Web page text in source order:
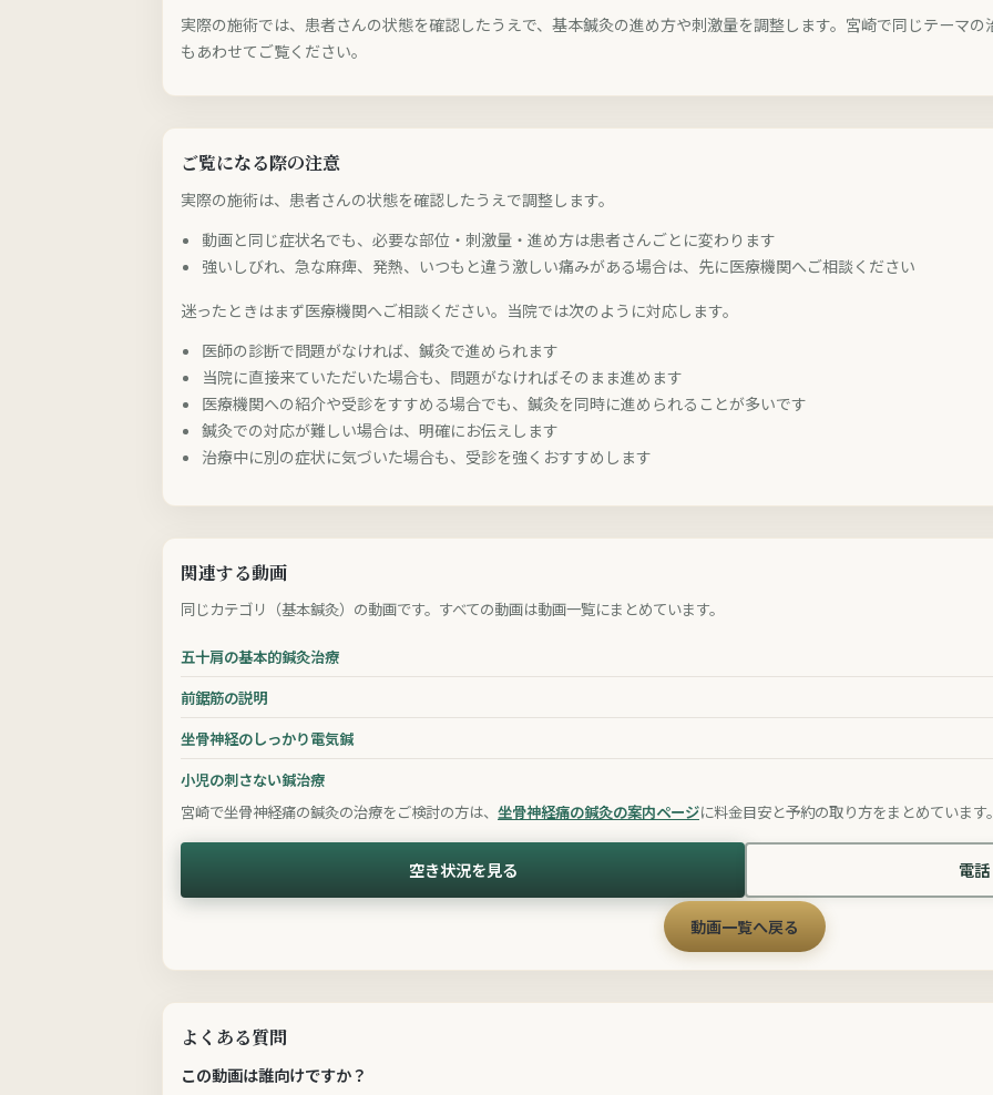
実際の施術では、患者さんの状態を確認したうえで、基本鍼灸の進め方や刺激量を調整します。宮崎で同じテーマ
もあわせてご覧ください。
ご覧になる際の注意
実際の施術は、患者さんの状態を確認したうえで調整します。
動画と同じ症状名でも、必要な部位・刺激量・進め方は患者さんごとに変わります
強いしびれ、急な麻痺、発熱、いつもと違う激しい痛みがある場合は、先に医療機関へご相談ください
迷ったときはまず医療機関へご相談ください。当院では次のように対応します。
医師の診断で問題がなければ、鍼灸で進められます
当院に直接来ていただいた場合も、問題がなければそのまま進めます
医療機関への紹介や受診をすすめる場合でも、鍼灸を同時に進められることが多いです
鍼灸での対応が難しい場合は、明確にお伝えします
治療中に別の症状に気づいた場合も、受診を強くおすすめします
関連する動画
同じカテゴリ（基本鍼灸）の動画です。すべての動画は動画一覧にまとめています。
五十肩の基本的鍼灸治療
前鋸筋の説明
坐骨神経のしっかり電気鍼
小児の刺さない鍼治療
宮崎で坐骨神経痛の鍼灸の治療をご検討の方は、 坐骨神経痛の鍼灸の案内ページに料金目安と予約の取り方をまとめています
空き状況を見る 電
動画一覧へ戻る
よくある質問
この動画は誰向けですか？